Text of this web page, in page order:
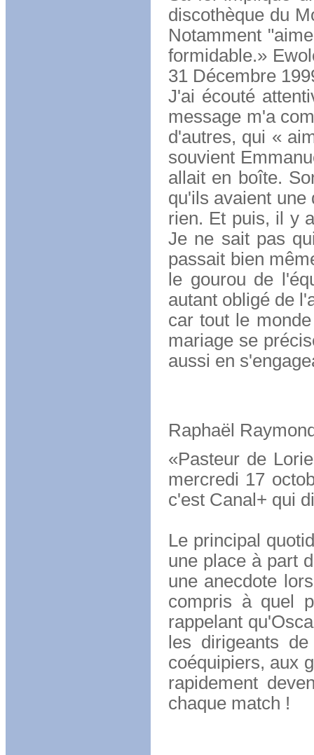
discothèque du
Notamment
formidable.»
31 Décembre
J'ai écouté
message m'a
d'autres, qui «
souvient
allait en boîte.
qu'ils avaient une
rien. Et puis, il y
Je ne sait pas
passait bien
le gourou de
autant obligé de
car tout le
mariage se
aussi en
Raphaël
«Pasteur de
mercredi 17
c'est Canal+ qui
Le principal
une place à part
une anecdote
compris à quel
rappelant
les dirigeants
coéquipiers, aux
rapidement
chaque match !